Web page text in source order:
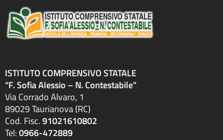
ISTITUTO COMPRENSIVO STATALE
“F. Sofia Alessio – N. Contestabile”
Via Corrado Alvaro, 1
89029 Taurianova (RC)
Cod. Fisc.91021610802
Tel:0966-472889